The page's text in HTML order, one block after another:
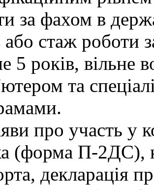
за фахом в
або стаж роботи
5 років, вільне
та
про участь у
(форма П-2ДС),
декларація